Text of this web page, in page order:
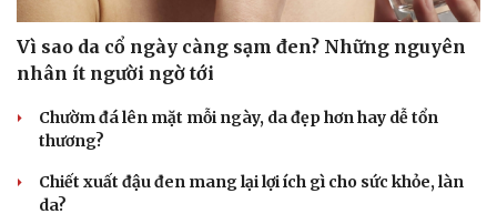
Vì sao da cổ ngày càng sạm đen? Những nguyên
nhân ít người ngờ tới
Chườm đá lên mặt mỗi ngày, da đẹp hơn hay dễ tổn
thương?
Chiết xuất đậu đen mang lại lợi ích gì cho sức khỏe, làn
da?